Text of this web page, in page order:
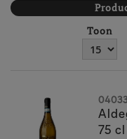
Toon
75 cl